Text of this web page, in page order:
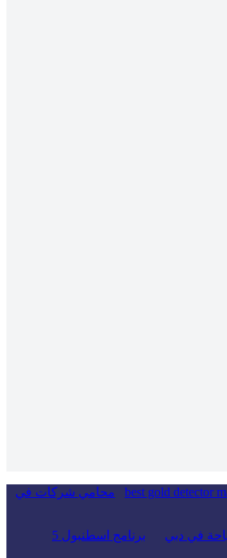
best gold detector
محامي شركات في
في دبي
برنامج اسطنبول 5